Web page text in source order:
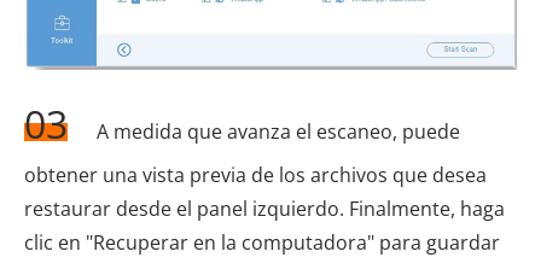
03
A medida que avanza el escaneo, puede
obtener una vista previa de los archivos que desea
restaurar desde el panel izquierdo. Finalmente, haga
clic en "Recuperar en la computadora" para guardar